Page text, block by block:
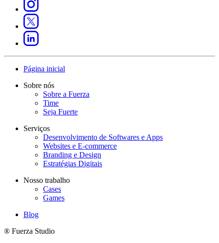
Página inicial
Sobre nós
Sobre a Fuerza
Time
Seja Fuerte
Serviços
Desenvolvimento de Softwares e Apps
Websites e E-commerce
Branding e Design
Estratégias Digitais
Nosso trabalho
Cases
Games
Blog
® Fuerza Studio